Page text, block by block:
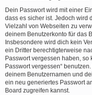
Dein Passwort wird mit einer
dass es sicher ist. Jedoch wird
Vielzahl von Webseiten zu
deinem Benutzerkonto für das
Insbesondere wird dich kein
ein Dritter berechtigterweise
Passwort vergessen haben, so
Passwort vergessen“
deinem Benutzernamen und
ein neu generiertes Passwort
Board zugreifen kannst.